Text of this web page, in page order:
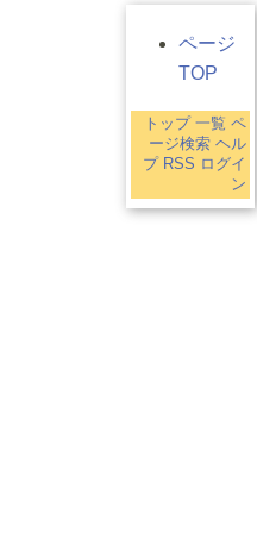
ページ
TOP
トップ 一覧 ペ
ージ検索 ヘル
プ RSS ログイ
ン